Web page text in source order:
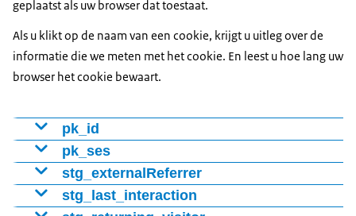
geplaatst als uw browser dat toestaat.
Als u klikt op de naam van een cookie, krijgt u uitleg over de
informatie die we meten met het cookie. En leest u hoe lang uw
browser het cookie bewaart.
pk_id
Cookie voor het onderscheiden van bezoekers met een
nummer (ID). Hiermee stellen we vast of het om een
nieuwe of terugkerende bezoeker gaat.
pk_ses
Cookie houdt bij welke webpagina's de bezoeker
bekeek.
stg_externalReferrer
Cookie houdt bij vanaf welke website of welke
stg_last_interaction